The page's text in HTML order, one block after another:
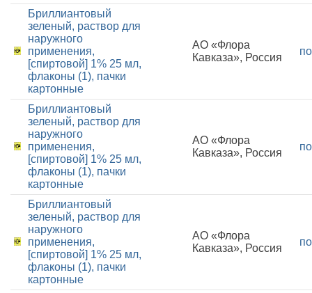
Бриллиантовый
зеленый, раствор для
наружного
применения,
[спиртовой] 1% 25 мл,
флаконы (1), пачки
картонные
АО «Флора
Кавказа», Россия
Бриллиантовый
зеленый, раствор для
наружного
применения,
[спиртовой] 1% 25 мл,
флаконы (1), пачки
картонные
АО «Флора
Кавказа», Россия
Бриллиантовый
зеленый, раствор для
наружного
применения,
[спиртовой] 1% 25 мл,
флаконы (1), пачки
картонные
АО «Флора
Кавказа», Россия